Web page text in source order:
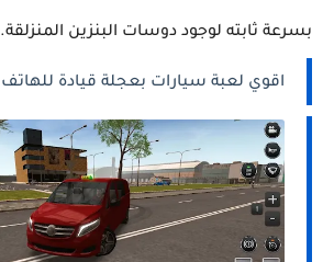
بسرعة ثابته لوجود دوسات البنزين المنزلقة.
اقوي لعبة سيارات بعجلة قيادة للهاتف